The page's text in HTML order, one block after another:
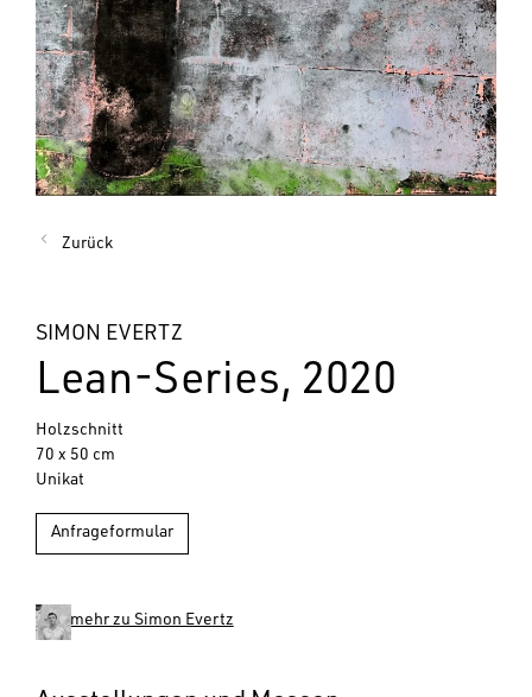
Zurück
SIMON EVERTZ
Lean-Series, 2020
Holzschnitt
70 x 50 cm
Unikat
Anfrageformular
mehr zu Simon Evertz